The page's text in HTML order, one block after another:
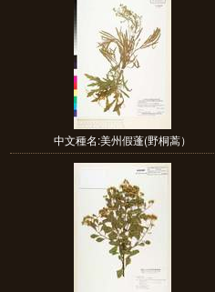
中文種名:美州假蓬(野桐蒿）